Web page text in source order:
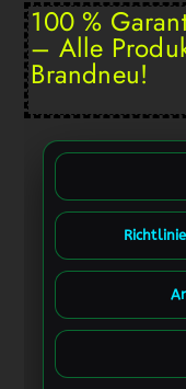
100 %
– Alle
Brandneu!